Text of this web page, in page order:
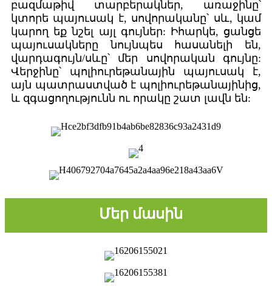
բազմաթիվ տարբերակներ, առաջինը՝
կտորե պայուսակ է, սովորականը՝ սև, կամ
կարող եք նշել այլ գույներ: Իհարկե, ցանցե
պայուսակները նույնպես հասանելի են,
վարդագույն/սևը՝ մեր սովորական գույնը:
Վերջինը՝ պոլիուրեթանային պայուսակ է,
այն պատրաստված է պոլիուրեթանայինից,
և զգացողությունն ու որակը շատ լավն են:
Մեր մասին